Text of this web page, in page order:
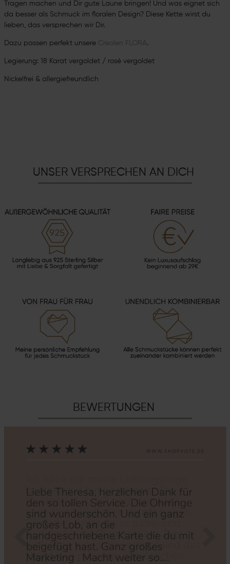
Tragen machen und Dir gute Laune bringen! Und was eignet sich
da besser als Schmuck im floralen Design? Diese Kette wirst du
lieben, das versprechen wir Dir.
Dazu passen perfekt unsere Creolen FLORA.
Legierung: 18 Karat vergoldet / rosé vergoldet
Nickelfrei & allergiefreundlich
UNSER VERSPRECHEN AN DICH
BEWERTUNGEN
Zurück